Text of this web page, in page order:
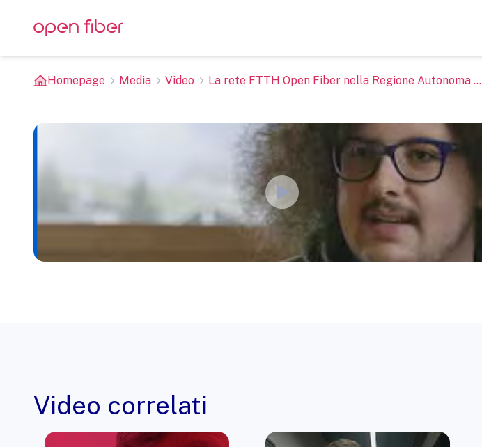
Homepage Media Video La rete FTTH Open Fiber nella Regione Autonoma ...
Video correlati